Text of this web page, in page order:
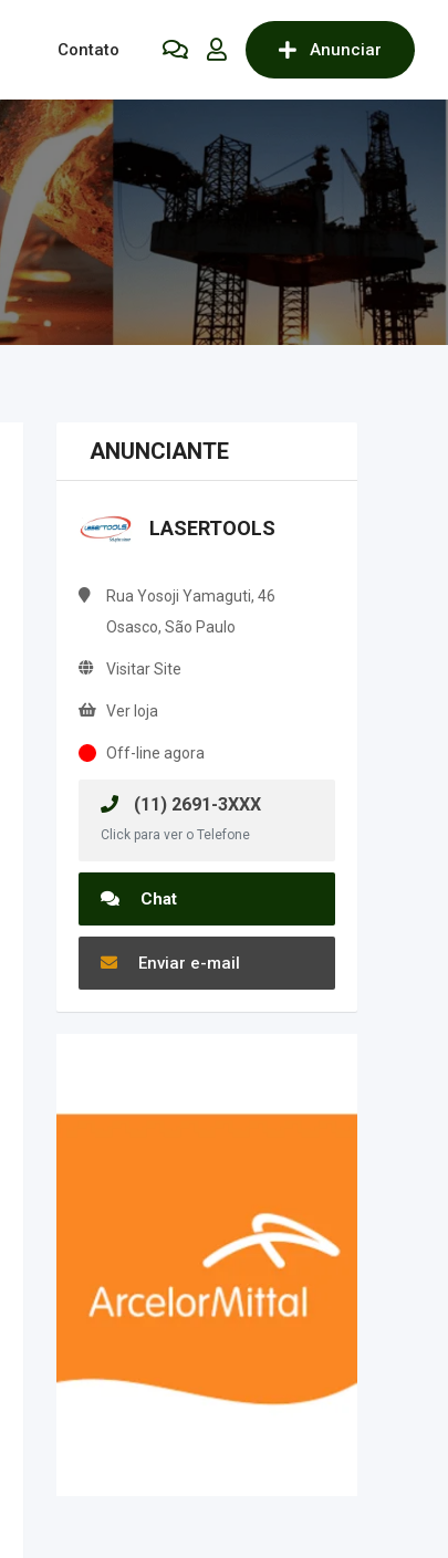
Anunciar
Contato
ANUNCIANTE
LASERTOOLS
Rua Yosoji Yamaguti, 46
Osasco, São Paulo
Visitar Site
Ver loja
Off-line agora
(11) 2691-3XXX
Click para ver o Telefone
Chat
Enviar e-mail